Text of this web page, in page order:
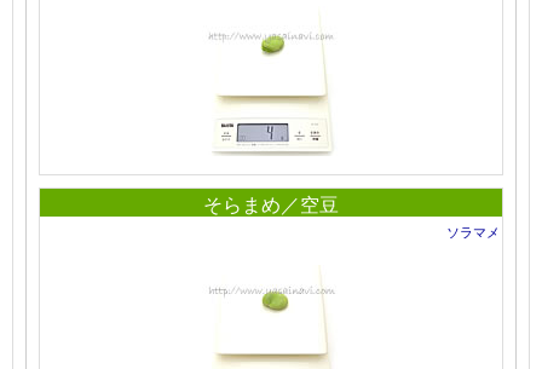
そらまめ／空豆
ソラマメ